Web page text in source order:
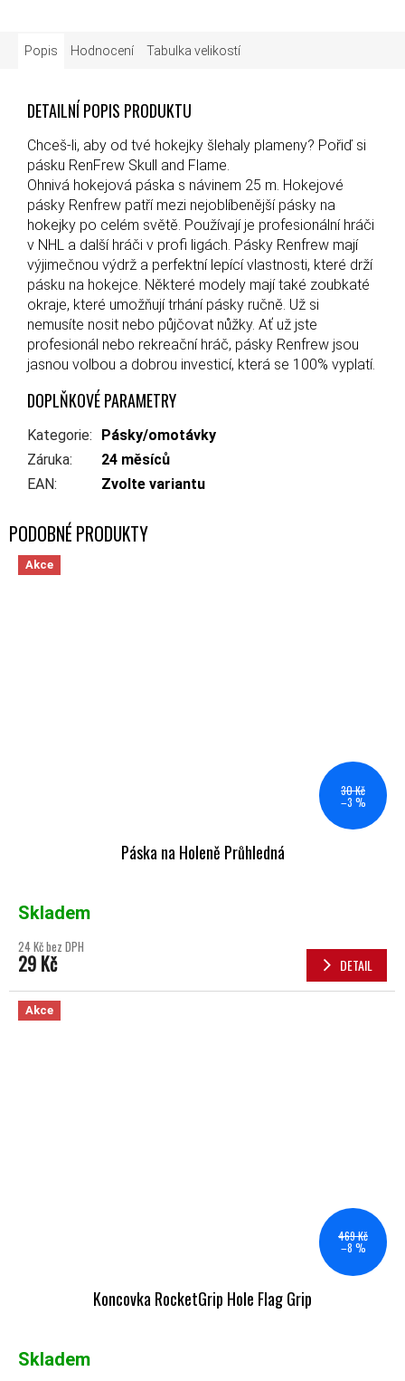
Popis Hodnocení Tabulka velikostí
DETAILNÍ POPIS PRODUKTU
Chceš-li, aby od tvé hokejky šlehaly plameny? Pořiď si
pásku RenFrew Skull and Flame.
Ohnivá hokejová páska s návinem 25 m. Hokejové
pásky Renfrew patří mezi nejoblíbenější pásky na
hokejky po celém světě. Používají je profesionální hráči
v NHL a další hráči v profi ligách. Pásky Renfrew mají
výjimečnou výdrž a perfektní lepící vlastnosti, které drží
pásku na hokejce. Některé modely mají také zoubkaté
okraje, které umožňují trhání pásky ručně. Už si
nemusíte nosit nebo půjčovat nůžky. Ať už jste
profesionál nebo rekreační hráč, pásky Renfrew jsou
jasnou volbou a dobrou investicí, která se 100% vyplatí.
DOPLŇKOVÉ PARAMETRY
Kategorie:
Pásky/omotávky
Záruka:
24 měsíců
EAN: Zvolte variantu
Akce
30 Kč
–3 %
Páska na Holeně Průhledná
Skladem
24 Kč bez DPH
29 Kč DETAIL
Akce
469 Kč
–8 %
Koncovka RocketGrip Hole Flag Grip
Skladem